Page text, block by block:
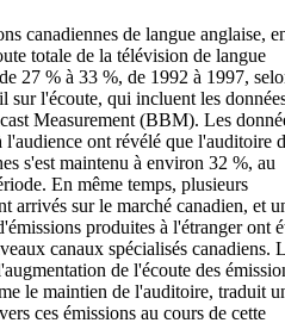
canadiennes de langue anglaise,
totale de la télévision de langue
27 % à 33 %, de 1992 à 1997,
sur l'écoute, qui incluent les
Measurement (BBM). Les
l'audience ont révélé que l'auditoire
s'est maintenu à environ 32 %, au
En même temps, plusieurs
arrivés sur le marché canadien, et
produites à l'étranger ont
canaux spécialisés canadiens.
de l'écoute des
le maintien de l'auditoire, traduit
ces émissions au cours de cette